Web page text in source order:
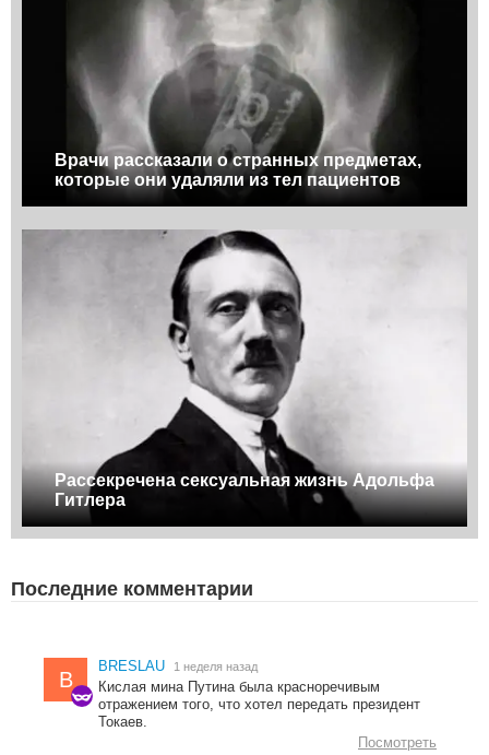
Врачи рассказали о странных предметах,
которые они удаляли из тел пациентов
Рассекречена сексуальная жизнь Адольфа
Гитлера
Последние комментарии
B
BRESLAU 1 неделя назад
Кислая мина Путина была красноречивым
отражением того, что хотел передать президент
Токаев.
Посмотреть